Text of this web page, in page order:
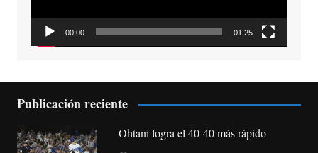
00:00 01:25
Publicación reciente
Ohtani logra el 40-40 más rápido